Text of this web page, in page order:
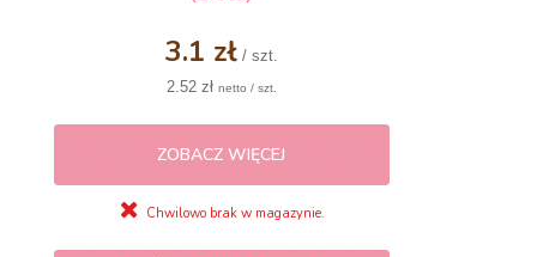
3.1 zł/ szt.
2.52 zł netto / szt.
ZOBACZ WIĘCEJ
Chwilowo brak w magazynie.